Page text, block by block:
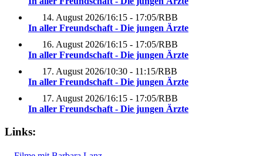
14. August 2026/16:15 - 17:05/RBB
In aller Freundschaft - Die jungen Ärzte
16. August 2026/16:15 - 17:05/RBB
In aller Freundschaft - Die jungen Ärzte
17. August 2026/10:30 - 11:15/RBB
In aller Freundschaft - Die jungen Ärzte
17. August 2026/16:15 - 17:05/RBB
In aller Freundschaft - Die jungen Ärzte
Links: